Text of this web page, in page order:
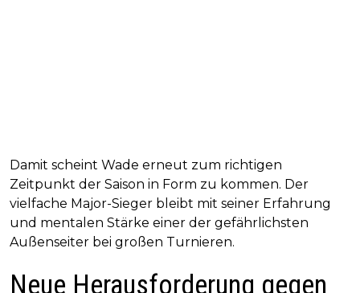
Damit scheint Wade erneut zum richtigen
Zeitpunkt der Saison in Form zu kommen. Der
vielfache Major-Sieger bleibt mit seiner Erfahrung
und mentalen Stärke einer der gefährlichsten
Außenseiter bei großen Turnieren.
Neue Herausforderung gegen